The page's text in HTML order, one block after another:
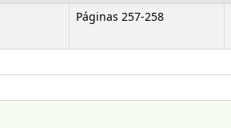
Páginas 257-258